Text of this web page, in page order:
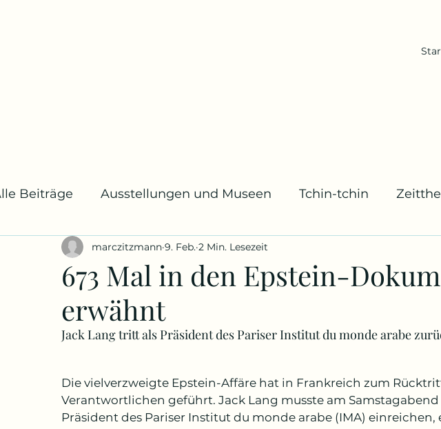
Beiträge Ausstellungen und Museen Tchin-tchin
Bühne und Musik Archivstücke Mode
Medien Bücher
673 Mal in den Epstein-
erwähnt
marczitzmann 9. Feb. 2 Min. Lesezeit
Jack Lang tritt als Präsident des Pariser Institut du monde arabe
Die vielverzweigte Epstein-Affäre hat in Frankreich zum
Verantwortlichen geführt. Jack Lang musste am Samstagabend
Präsident des Pariser Institut du monde arabe (IMA) einreichen,